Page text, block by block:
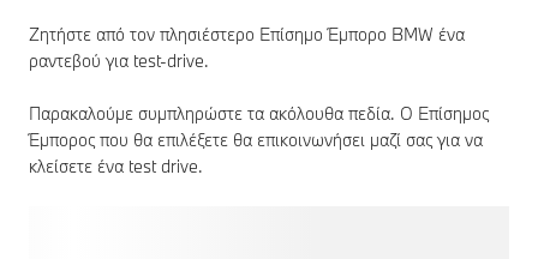
Ζητήστε από τον πλησιέστερο Επίσημο Έμπορο BMW ένα
ραντεβού για test-drive.
Παρακαλούμε συμπληρώστε τα ακόλουθα πεδία. Ο Επίσημος
Έμπορος που θα επιλέξετε θα επικοινωνήσει μαζί σας για να
κλείσετε ένα test drive.